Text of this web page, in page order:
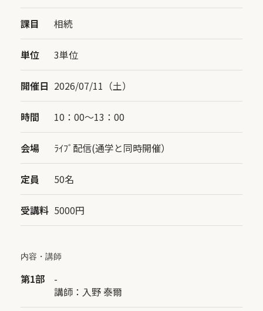
課目 相続
単位 3単位
開催日 2026/07/11（土）
時間 10：00〜13：00
会場 ﾗｲﾌﾞ配信(通学と同時開催）
定員 50名
受講料 5000円
内容・講師
第1部
-
講師： 入野 泰爾